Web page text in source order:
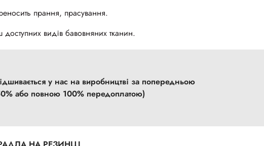
прання, прасування.
видів бавовняних тканин.
у нас на виробництві за попередньою
або повною 100% передоплатою)